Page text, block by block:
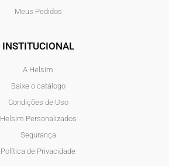
Meus Pedidos
INSTITUCIONAL
A Helsim
Baixe o catálogo
Condições de Uso
Helsim Personalizados
Segurança
Política de Privacidade